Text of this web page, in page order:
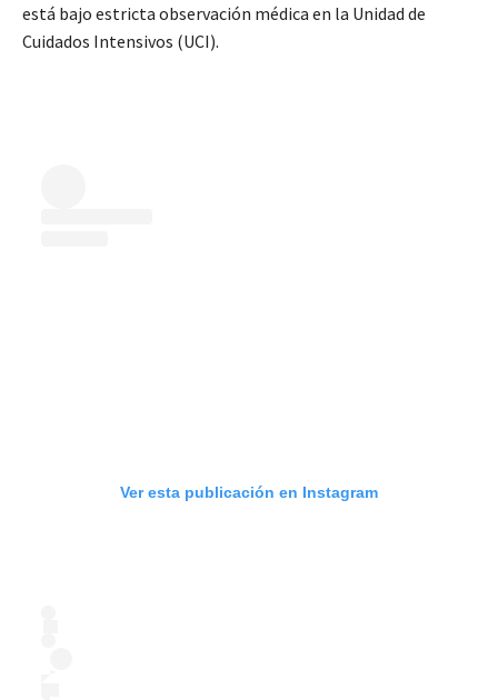
está bajo estricta observación médica en la Unidad de
Cuidados Intensivos (UCI).
Ver esta publicación en Instagram